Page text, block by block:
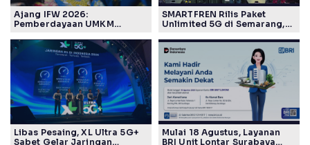
Ajang IFW 2026:
Pemberdayaan UMKM
Kelompok Disabilitas dan
Keberlanjutan
SMARTFREN Rilis Paket
Unlimited 5G di Semarang,
Libas Pesaing, XL Ultra 5G+
Sabet Gelar Jaringan
Mulai 18 Agustus, Layanan
BRI Unit Lontar Surabaya